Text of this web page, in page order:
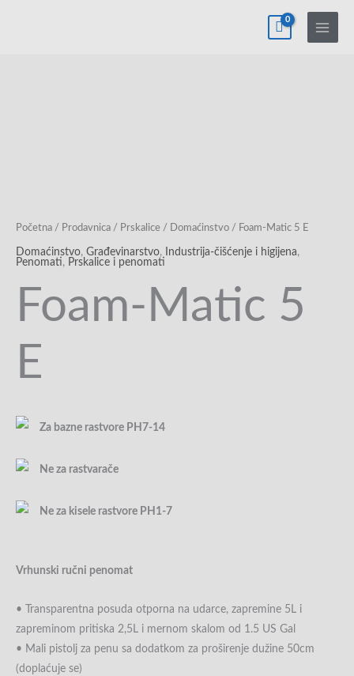
Početna / Prodavnica / Prskalice / Domaćinstvo / Foam-Matic 5 E
Domaćinstvo, Građevinarstvo, Industrija-čišćenje i higijena,
Penomati, Prskalice i penomati
Foam-Matic 5
E
Za bazne rastvore PH7-14
Ne za rastvarače
Ne za kisele rastvore PH1-7
Vrhunski ručni penomat
• Transparentna posuda otporna na udarce, zapremine 5L i
zapreminom pritiska 2,5L i mernom skalom od 1.5 US Gal
• Mali pistolj za penu sa dodatkom za proširenje dužine 50cm
(doplaćuje se)